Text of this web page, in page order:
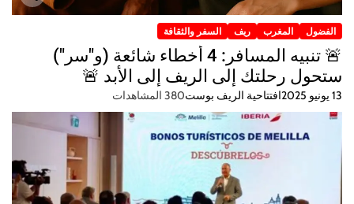
الفضول المغرب ريف السفر والثقافة
🚨 تنبيه المسافر: 4 أخطاء شائعة (و"سر")
ستحول رحلتك إلى الريف إلى الأبد 🚨
13 يونيو 2025 افتتاحية الريف بوست380 المشاهدات